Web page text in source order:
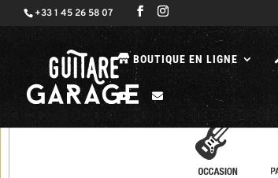
+33 1 45 26 58 07
BOUTIQUE EN LIGNE